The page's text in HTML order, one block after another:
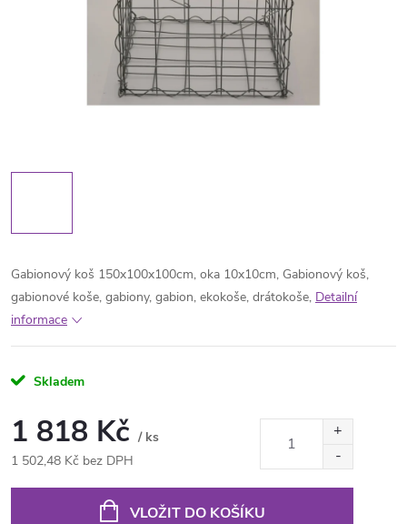
Gabionový koš 150x100x100cm, oka 10x10cm, Gabionový koš,
gabionové koše, gabiony, gabion, ekokoše, drátokoše, Detailní
informace
Skladem
1 818 Kč / ks
1 502,48 Kč bez DPH
VLOŽIT DO KOŠÍKU